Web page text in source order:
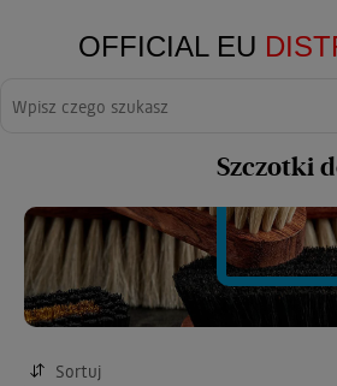
OFFICIAL EU
Szczotki
Sortuj